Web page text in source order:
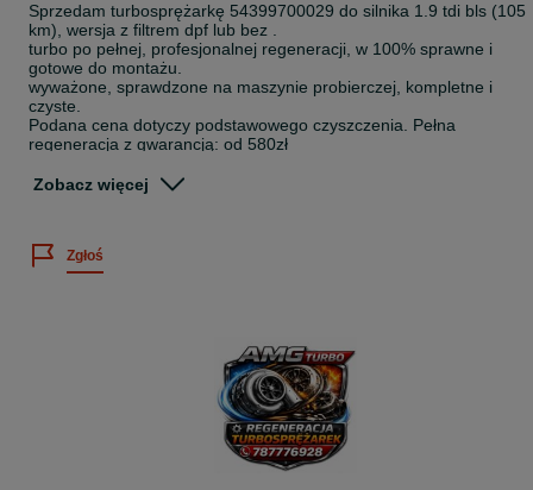
Sprzedam turbosprężarkę 54399700029 do silnika 1.9 tdi bls (105
km), wersja z filtrem dpf lub bez .
turbo po pełnej, profesjonalnej regeneracji, w 100% sprawne i
gotowe do montażu.
wyważone, sprawdzone na maszynie probierczej, kompletne i
czyste.
Podana cena dotyczy podstawowego czyszczenia. Pełna
regeneracja z gwarancją: od 580zł
pasuje do modeli:
a3 8p
Zobacz więcej
Zgłoś